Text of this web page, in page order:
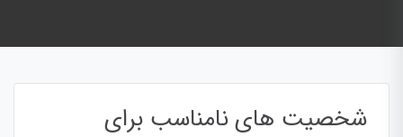
شخصیت های نامناسب برای